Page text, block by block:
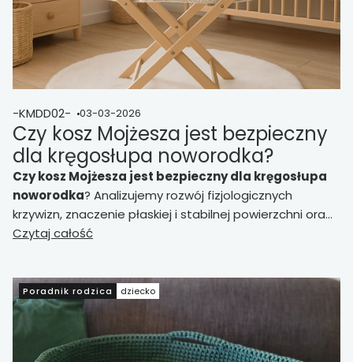
-KMDD02- 03-03-2026
Czy kosz Mojżesza jest bezpieczny
dla kręgosłupa noworodka?
Czy kosz Mojżesza jest bezpieczny dla kręgosłupa
noworodka? Analizujemy rozwój fizjologicznych
krzywizn, znaczenie płaskiej i stabilnej powierzchni oraz
wpływ twardości materaca na biomechanikę snu.
Czytaj całość
Poradnik rodzica dziecko